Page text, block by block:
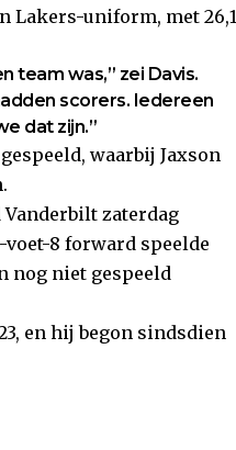
Lakers-uniform, met 26,1
team was,” zei Davis.
scorers. Iedereen
dat zijn.”
waarbij Jaxson
zaterdag
8 forward speelde
nog niet gespeeld
en hij begon sindsdien